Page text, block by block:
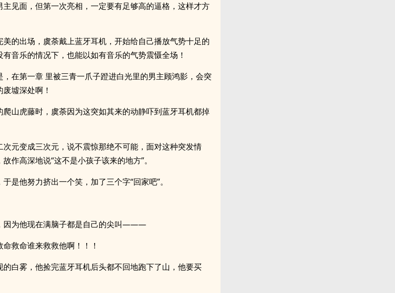
见面，但第一次亮相，一定要有足够高的逼格，这样才方
美的出场，虞荼戴上蓝牙耳机，开始给自己播放气势十足的
音乐的情况下，也能以如有音乐的气势震慑全场！
在第一章 里被三青一爪子蹬进白光里的男主顾鸿影，会突
墟深处啊！
爬山虎藤时，虞荼因为这突如其来的动静吓到蓝牙耳机都掉
元变成三次元，说不震惊那绝不可能，面对这种突发情
作高深地说“这不是小孩子该来的地方”。
是他努力挤出一个笑，加了三个字“回家吧”。
因为他现在满脑子都是自己的尖叫———
救命谁来救救他啊！！！
白雾，他捡完蓝牙耳机后头都不回地跑下了山，他要买